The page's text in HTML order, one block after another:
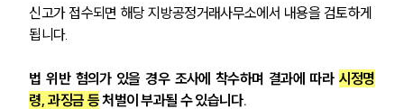
신고가 접수되면 해당 지방공정거래사무소에서 내용을 검토하게
됩니다.
법 위반 혐의가 있을 경우 조사에 착수하며 결과에 따라 시정명
령, 과징금 등 처벌이 부과될 수 있습니다.